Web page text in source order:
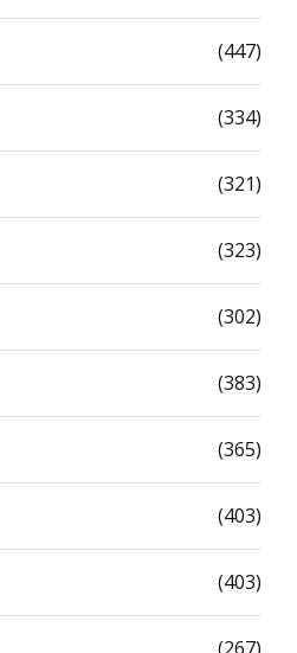
(447)
(334)
(321)
(323)
(302)
(383)
(365)
(403)
(403)